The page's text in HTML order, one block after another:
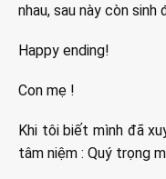
nhau, sau này còn
Happy ending!
Con mẹ !
Khi tôi biết mình đã
tâm niệm : Quý trọng